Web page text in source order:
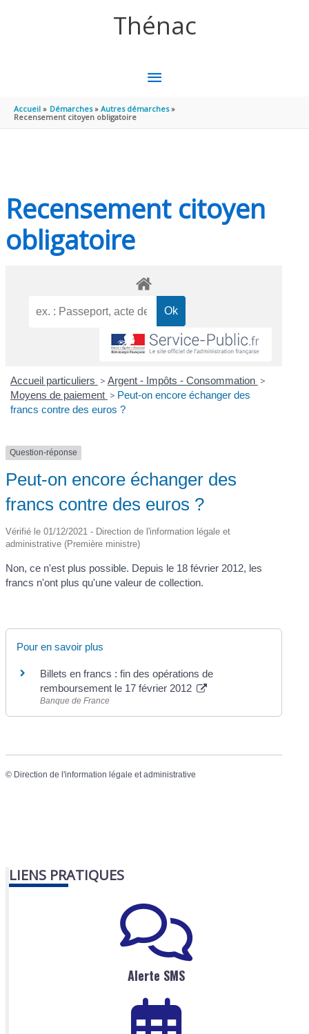
Thénac
MENU
PRINCIPAL
Accueil Démarches
Autres démarches
Recensement citoyen obligatoire
Recensement citoyen
obligatoire
Accueil particuliers > Argent - Impôts - Consommation >
Moyens de paiement > Peut-on encore échanger des
francs contre des euros ?
Question-réponse
Peut-on encore échanger des
francs contre des euros ?
Vérifié le 01/12/2021 - Direction de l'information légale et
administrative (Première ministre)
Non, ce n'est plus possible. Depuis le 18 février 2012, les
francs n'ont plus qu'une valeur de collection.
Pour en savoir plus
Billets en francs : fin des opérations de
remboursement le 17 février 2012
Banque de France
© Direction de l'information légale et administrative
LIENS PRATIQUES
Alerte SMS